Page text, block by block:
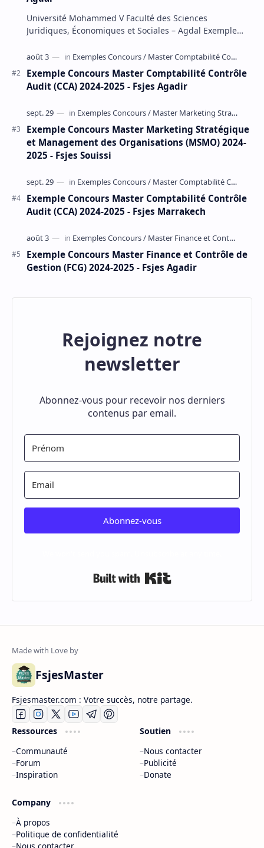
Université Mohammed V Faculté des Sciences
Juridiques, Économiques et Sociales – Agdal Exemple
Exemple Concours Master Comptabilité Contrôle
Audit (CCA) 2024-2025 - Fsjes Agadir
Exemple Concours Master Marketing Stratégique
et Management des Organisations (MSMO) 2024-
2025 - Fsjes Souissi
Exemple Concours Master Comptabilité Contrôle
Audit (CCA) 2024-2025 - Fsjes Marrakech
Exemple Concours Master Finance et Contrôle de
Gestion (FCG) 2024-2025 - Fsjes Agadir
Rejoignez notre
newsletter
Abonnez-vous pour recevoir nos derniers
contenus par email.
Abonnez-vous
FsjesMaster
Fsjesmaster.com : Votre succès, notre partage.
Ressources
Communauté
Forum
Inspiration
Soutien
Nous contacter
Publicité
Donate
Company
À propos
Politique de confidentialité